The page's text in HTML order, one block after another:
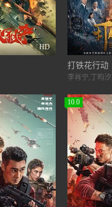
HD
打铁花行动
李肖宁,丁昀
10.0